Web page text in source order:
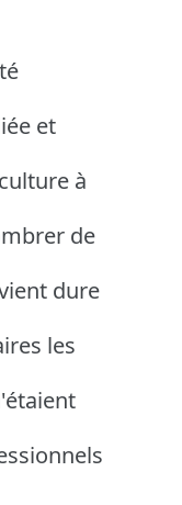
et
à
de
dure
les